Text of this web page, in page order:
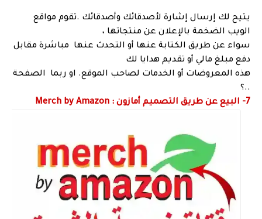
يتيح لك إرسال إشارة لأصدقائك وأصدقائك .تقوم مواقع
الويب الضخمة بالإعلان عن منتجاتها ،
سواء عن طريق الكتابة عنها أو التحدث عنها مباشرة مقابل
دفع مبلغ مالي أو تقديم هدايا لك
هذه المعروضات أو الخدمات لصاحب الموقع. او ربما الصفحة
..؟
7- البيع عن طريق التصميم أمازون : Merch by Amazon